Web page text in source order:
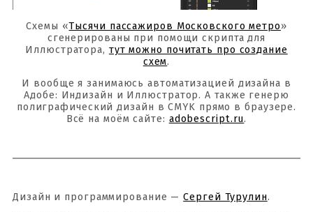
Схемы «Тысячи пассажиров Московского метро»
сгенерированы при помощи скрипта для
Иллюстратора, тут можно почитать про создание
схем.
И вообще я занимаюсь автоматизацией дизайна в
Адобе: Индизайн и Иллюстратор. А также генерю
полиграфический дизайн в CMYK прямо в браузере.
Всё на моём сайте: adobescript.ru.
Дизайн и программирование —Сергей Турулин.